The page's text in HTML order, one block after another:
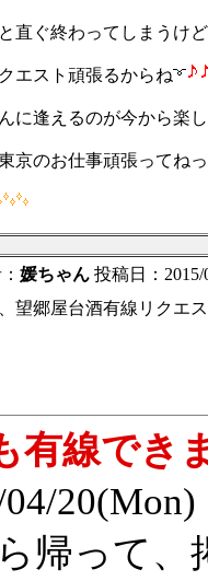
直ぐ終わってしまうけ
エスト頑張るからね
に逢えるのが今から楽
京のお仕事頑張ってねっ
媛ちゃん 投稿日：
望郷屋台酒有線リクエ
有線でき
04/
帰って